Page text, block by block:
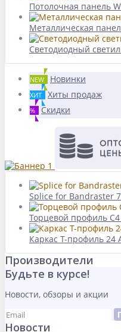
Потолочная панель
Металлическая
Светодиодный
NEW Новинки
ХИТ Хиты продаж
% Скидки
Splice for Bandraster
Торцевой профиль
Каркас Т-профиль 24
Производители
Будьте в курсе!
Новости, обзоры и акции
Новости